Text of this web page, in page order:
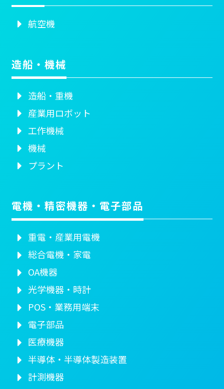
航空機
造船・機械
造船・重機
産業用ロボット
工作機械
機械
プラント
電機・精密機器・電子部品
重電・産業用電機
総合電機・家電
OA機器
光学機器・時計
POS・業務用端末
電子部品
医療機器
半導体・半導体製造装置
計測機器